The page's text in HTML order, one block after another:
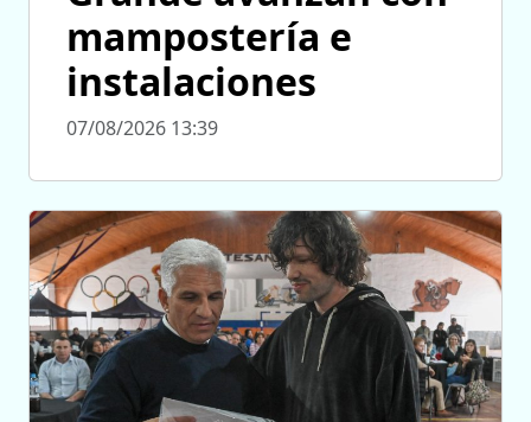
mampostería e
instalaciones
07/08/2026 13:39